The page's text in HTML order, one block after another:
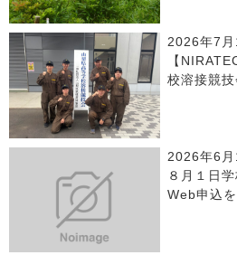
2026年7月
【
校溶接競
2026年6月
８月１日
Web申込